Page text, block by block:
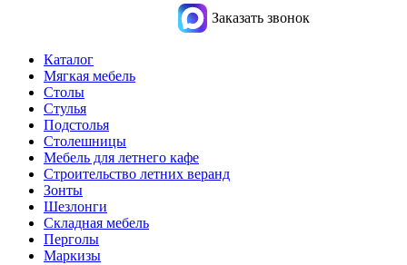
Заказать звонок
Каталог
Мягкая мебель
Столы
Стулья
Подстолья
Столешницы
Мебель для летнего кафе
Строительство летних веранд
Зонты
Шезлонги
Складная мебель
Перголы
Маркизы